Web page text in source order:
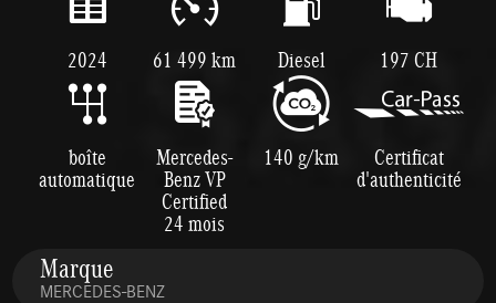
2024 61 499 km Diesel 197 CH
boîte
automatique
Mercedes-
Benz VP
Certified
24 mois
140 g/km Certificat
d'authenticité
Marque
MERCEDES-BENZ